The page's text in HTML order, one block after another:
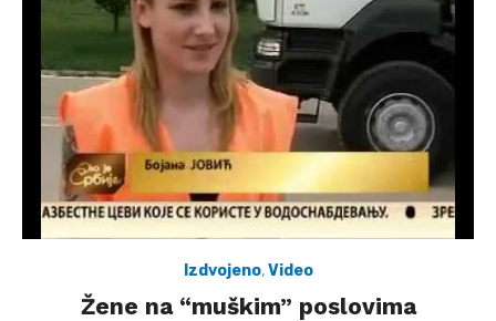
Izdvojeno,Video
Žene na “muškim” poslovima